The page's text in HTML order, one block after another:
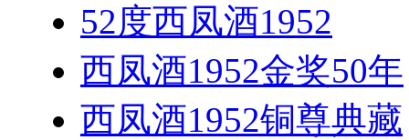
52度西凤酒1952
西凤酒1952金奖50年
西凤酒1952铜尊典藏